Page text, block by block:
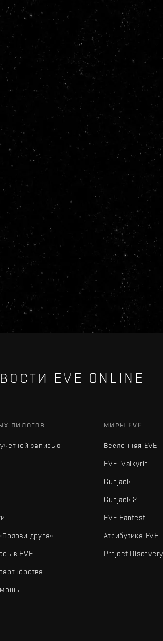
EVE ONLINE
ПИЛОТОВ
записью
друга»
в EVE
МИРЫ EVE
Вселенная EVE
EVE: Valkyrie
Gunjack
Gunjack 2
EVE Fanfest
Атрибутика EVE
Project Discovery